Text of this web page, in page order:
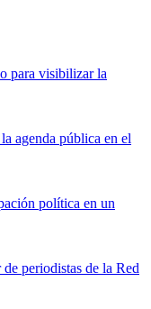
para visibilizar la
agenda pública en el
política en un
periodistas de la Red